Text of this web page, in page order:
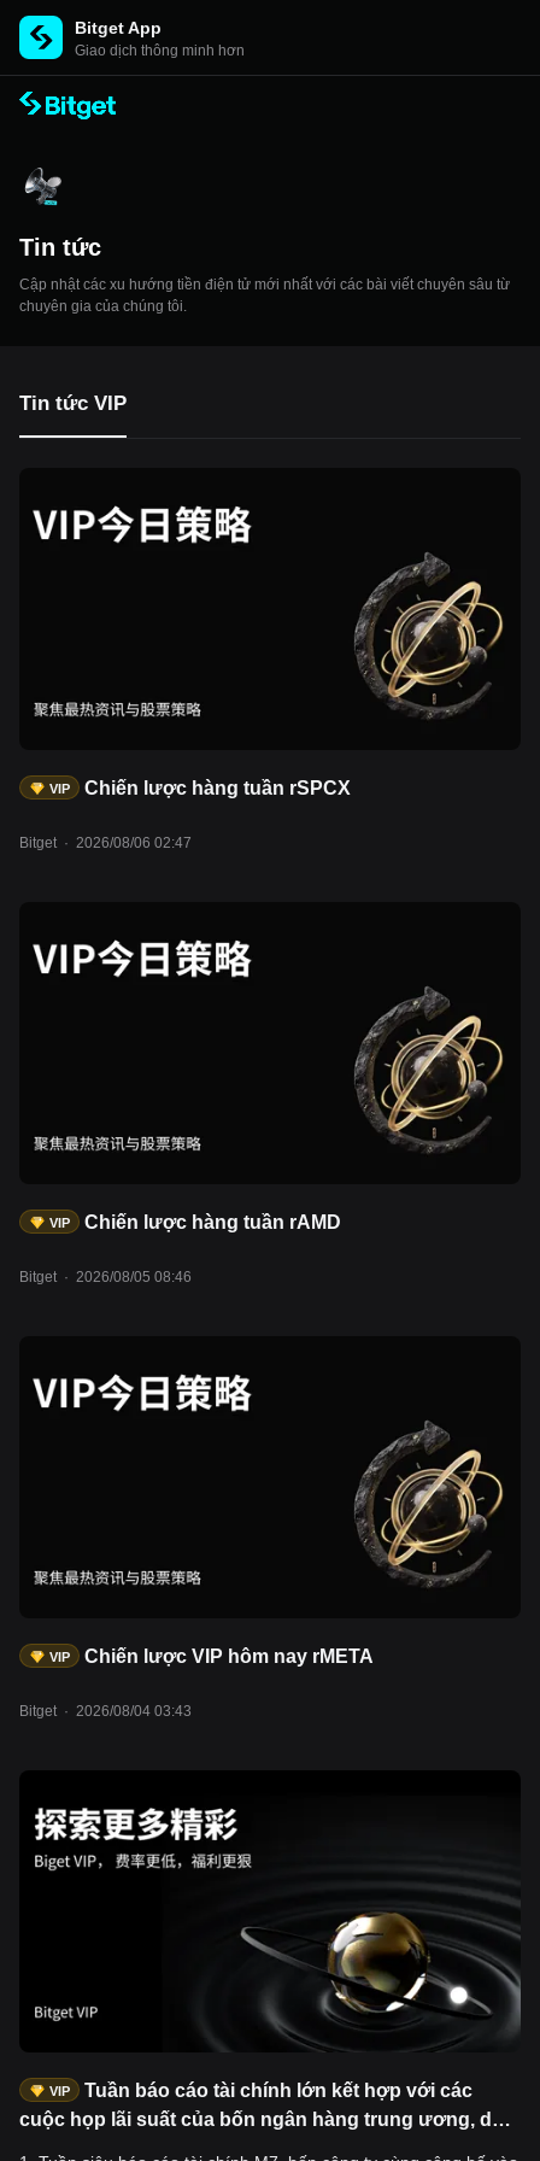
Bitget App
Giao dịch thông minh hơn
Tin tức
Cập nhật các xu hướng tiền điện tử mới nhất với các bài viết chuyên sâu từ
chuyên gia của chúng tôi.
Tin tức VIP
VIP Chiến lược hàng tuần rSPCX
Bitget · 2026/08/06 02:47
VIP Chiến lược hàng tuần rAMD
Bitget · 2026/08/05 08:46
VIP Chiến lược VIP hôm nay rMETA
Bitget · 2026/08/04 03:43
VIP
Tuần báo cáo tài chính lớn kết hợp với các
cuộc họp lãi suất của bốn ngân hàng trung ương, dự